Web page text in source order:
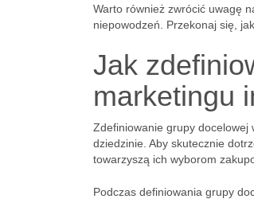
Warto również zwrócić uwagę
niepowodzeń. Przekonaj się,
Jak
marketingu
Zdefiniowanie grupy docelowej
dziedzinie. Aby skutecznie
towarzyszą ich wyborom
Podczas definiowania grupy